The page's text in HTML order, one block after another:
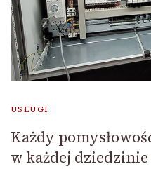
USŁUGI
Każdy
w każdej